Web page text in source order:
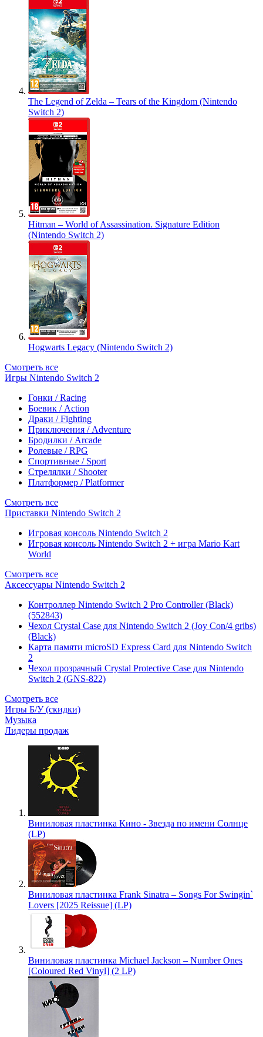
The Legend of Zelda – Tears of the Kingdom (Nintendo
Switch 2)
Hitman – World of Assassination. Signature Edition
(Nintendo Switch 2)
Hogwarts Legacy (Nintendo Switch 2)
Смотреть все
Игры Nintendo Switch 2
Гонки / Racing
Боевик / Action
Драки / Fighting
Приключения / Adventure
Бродилки / Arcade
Ролевые / RPG
Спортивные / Sport
Стрелялки / Shooter
Платформер / Platformer
Смотреть все
Приставки Nintendo Switch 2
Игровая консоль Nintendo Switch 2
Игровая консоль Nintendo Switch 2 + игра Mario Kart
World
Смотреть все
Аксессуары Nintendo Switch 2
Контроллер Nintendo Switch 2 Pro Controller (Black)
(552843)
Чехол Сrystal Сase для Nintendo Switch 2 (Joy Con/4 gribs)
(Black)
Карта памяти microSD Express Card для Nintendo Switch
2
Чехол прозрачный Crystal Protective Case для Nintendo
Switch 2 (GNS-822)
Смотреть все
Игры Б/У (скидки)
Музыка
Лидеры продаж
Виниловая пластинка Кино - Звезда по имени Солнце
(LP)
Виниловая пластинка Frank Sinatra – Songs For Swingin`
Lovers [2025 Reissue] (LP)
Виниловая пластинка Michael Jackson – Number Ones
[Coloured Red Vinyl] (2 LP)